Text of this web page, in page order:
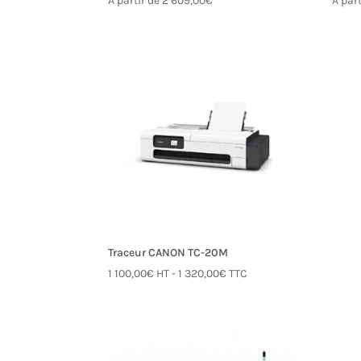
Traceur CANON TC-20M
1 100,00€ HT -1 320,00€ TTC